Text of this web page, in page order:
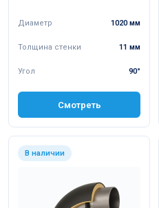
Диаметр 1020 мм
Толщина стенки 11 мм
Угол 90°
Смотреть
В наличии